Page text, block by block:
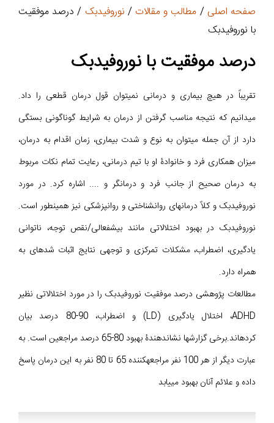
صفحه اصلی / مطالب و مقالات / نوروفیدبک / درصد موفقیت
با نوروفیدبک
درصد موفقیت با نوروفیدبک
تقریباً در هیچ بیماری و درمانی نمیتوان قول درمان قطعی را داد.
میدانیم که نتیجه مناسب گرفتن از درمان به شرایط گوناگونی بستگی
دارد از آن جمله میتوان به نوع و شدت بیماری، زمان اقدام به درمان،
میزان همکاری فرد و خانوادۀ او با تیم درمانی، رعایت تمام نکات مربوط
به درمان صحیح از جانب فرد و درمانگر و .... اشاره کرد. در مورد
نوروفیدبک و کلاً درمانهای روانشناختی و روانپزشکی نیز همینطور است.
نوروفیدبک در بهبود اختلالاتی مانند بیشفعالی/نقص توجه، ناتوانی
یادگیری، اضطراب، مشکلات تمرکزی و توجهی نتایج اثبات شدهای به
همراه دارد.
مطالعات پژوهشی درصد موفقیت نوروفیدبک را در مورد اختلالاتی نظیر
ADHD، اختلال یادگیری (LD) و اضطراب، 90-80 درصد بیان
کردهاند.برخی گزارشها نشاندهندۀ بهبود 80-65 درصد مراجعین است. به
عبارت دیگر از هر 100 نفر مراجعهکننده 65 تا 80 نفر به این درمان پاسخ
داده و علائم آنان بهبود مییابد